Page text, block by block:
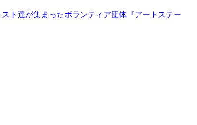
ト達が集まったボランティア団体『アートステー